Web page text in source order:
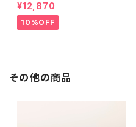
¥12,870
10%OFF
その他の商品